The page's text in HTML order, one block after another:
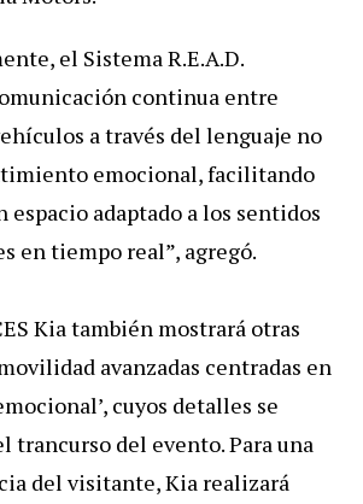
el Sistema R.E.A.D.
continua entre
a través del lenguaje no
emocional, facilitando
espacio adaptado a los sentidos
en tiempo real”, agregó.
Kia también mostrará otras
avanzadas centradas en
cuyos detalles se
trancurso del evento. Para una
del visitante, Kia realizará